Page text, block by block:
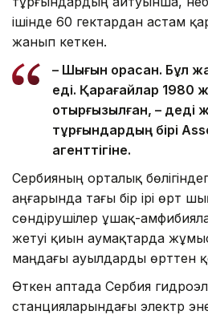
ішінде 60 гектардан астам
жанып кеткен.
– Шығын орасан. Бұл
еді. Қарағайлар 1980
отырғызылған, – деді
тұрғындардың бірі
агенттігіне.
Сербияның орталық
аңғарында тағы бір ірі өрт
сөндірушілер ұшақ-
жетуі қиын аумақтарда
маңдағы ауылдарды өрттен
Өткен аптада Сербия
станцияларындағы электр